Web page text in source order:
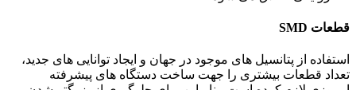
قطعات SMD
استفاده از پتانسیل های موجود در جهان و ایجاد توانایی های جدید،
تعداد قطعات بیشتری را جهت ساخت دستگاه های پیشرفته